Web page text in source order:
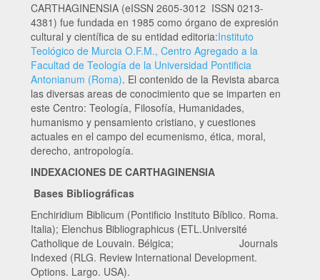
CARTHAGINENSIA (eISSN 2605-3012 ISSN 0213-
4381) fue fundada en 1985 como órgano de expresión
cultural y científica de su entidad editoria:Instituto
Teológico de Murcia O.F.M., Centro Agregado a la
Facultad de Teología de la Universidad Pontificia
Antonianum (Roma). El contenido de la Revista abarca
las diversas areas de conocimiento que se imparten en
este Centro: Teología, Filosofía, Humanidades,
humanismo y pensamiento cristiano, y cuestiones
actuales en el campo del ecumenismo, ética, moral,
derecho, antropología.
INDEXACIONES DE CARTHAGINENSIA
Bases Bibliográficas
Enchiridium Biblicum (Pontificio Instituto Bíblico. Roma.
Italia); Elenchus Bibliographicus (ETL.Université
Catholique de Louvain. Bélgica; Journals
Indexed (RLG. Review International Development.
Options. Largo. USA).